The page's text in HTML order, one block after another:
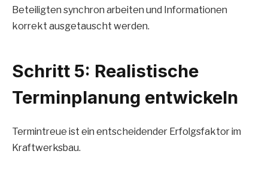
Beteiligten synchron arbeiten und Informationen
korrekt ausgetauscht werden.
Schritt 5: Realistische
Terminplanung entwickeln
Termintreue ist ein entscheidender Erfolgsfaktor im
Kraftwerksbau.